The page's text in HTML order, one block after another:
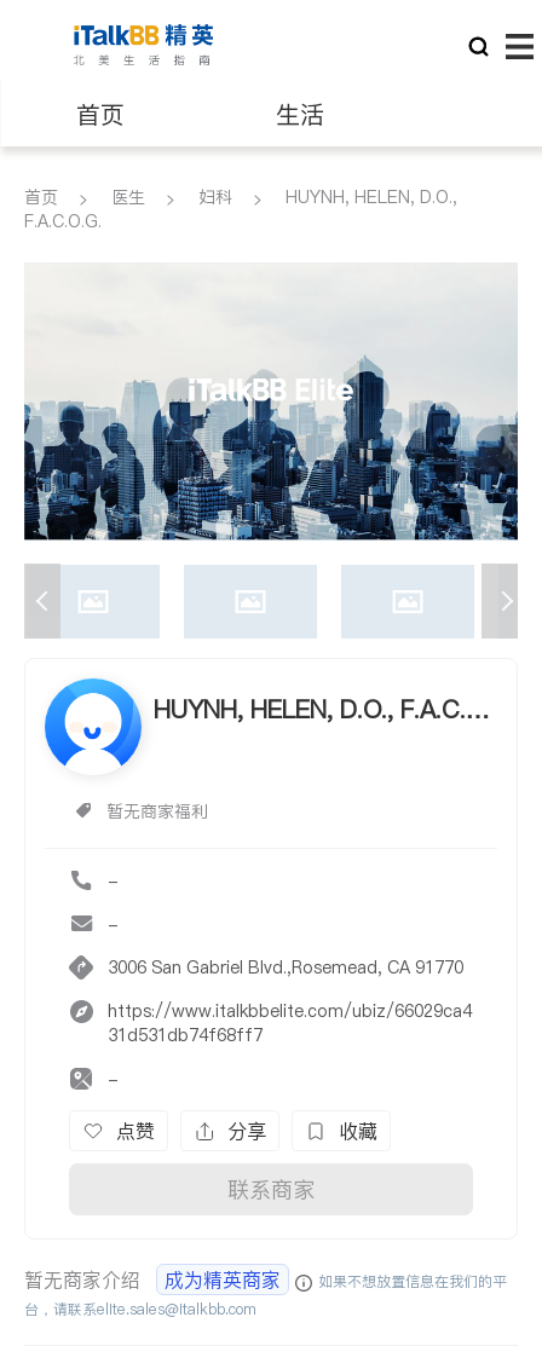
首页 生活
医生 律师
养老 非盈利组织
首页 医生 妇科
HUYNH, HELEN, D.O.,
F.A.C.O.G.
HUYNH, HELEN, D.O., F.A.C.O.
暂无商家福利
-
-
3006 San Gabriel Blvd.,Rosemead, CA 91770
https://www.italkbbelite.com/ubiz/66029ca4
31d531db74f68ff7
-
点赞 分享 收藏
联系商家
暂无商家介绍 成为精英商家
如果不想放置信息在我们的平
台，请联系elite.sales@italkbb.com